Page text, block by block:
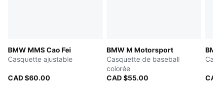
BMW MMS Cao Fei
Casquette ajustable
CAD $60.00
BMW M Motorsport
Casquette de baseball
colorée
CAD $55.00